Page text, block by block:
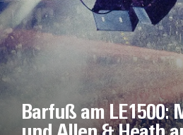
Barfuß am LE1500: